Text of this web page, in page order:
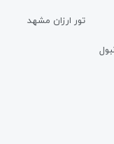
تور ارزان مشهد